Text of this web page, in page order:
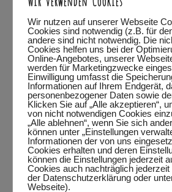
…in Kempten
…in Marktoberdorf
…in Wertach
alle Termine
bitte auf den jeweiligen Link klicken.
mit Anmeldung möglich!
DJ-Kurse
Wir nutzen auf unserer Webseite
Cookies sind notwendig (z.B. für
andere sind nicht notwendig. Die
Cookies helfen uns bei der
Online-Angebotes, unserer
werden für Marketingzwecke
Einwilligung umfasst die
Informationen auf Ihrem Endgerät,
personenbezogener Daten sowie
Klicken Sie auf „Alle akzeptieren“,
von nicht notwendigen Cookies
„Alle ablehnen“, wenn Sie sich
können unter „Einstellungen
Informationen der von uns
Cookies erhalten und deren
können die Einstellungen jederzeit
Cookies auch nachträglich
der Datenschutzerklärung oder
Webseite).